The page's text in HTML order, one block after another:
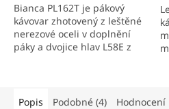
Bianca PL162T je pákový
kávovar zhotovený z leštěné
nerezové oceli v doplnění
páky a dvojice hlav L58E z
dedikovanými...
Popis Podobné (4) Hodnocení